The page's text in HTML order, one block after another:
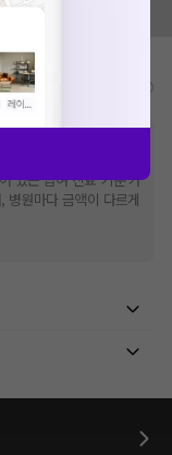
비급여/급여 진료란?
상이할 수 있으니, 정확
있는 급여 진료 기준 가
병원마다 금액이 다르게